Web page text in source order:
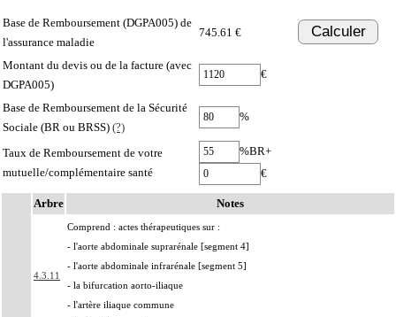
Base de Remboursement (DGPA005) de
l'assurance maladie
745.61 € Calculer
Montant du devis ou de la facture (avec
DGPA005)
€
Base de Remboursement de la Sécurité
Sociale (BR ou BRSS) (?)
%
Taux de Remboursement de votre
mutuelle/complémentaire santé
%BR+
€
Arbre Notes
4.3.11
Comprend : actes thérapeutiques sur :
- l'aorte abdominale suprarénale [segment 4]
- l'aorte abdominale infrarénale [segment 5]
- la bifurcation aorto-iliaque
- l'artère iliaque commune